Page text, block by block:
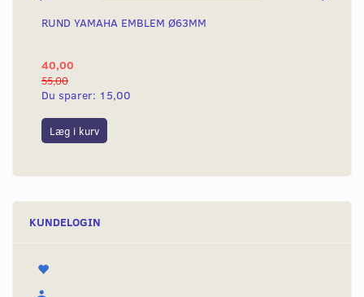
RUND YAMAHA EMBLEM Ø63MM
40,00
55,00
Du sparer: 15,00
Læg i kurv
KUNDELOGIN